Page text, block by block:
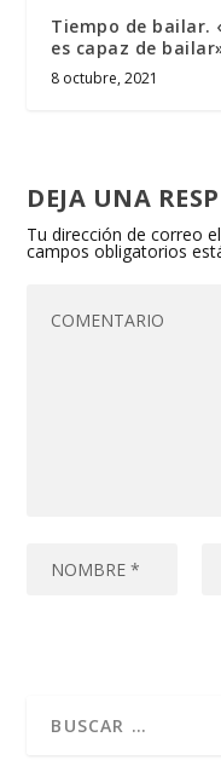
Tiempo de bailar.
es capaz de
8 octubre, 2021
DEJA UNA
Tu dirección de correo
campos obligatorios